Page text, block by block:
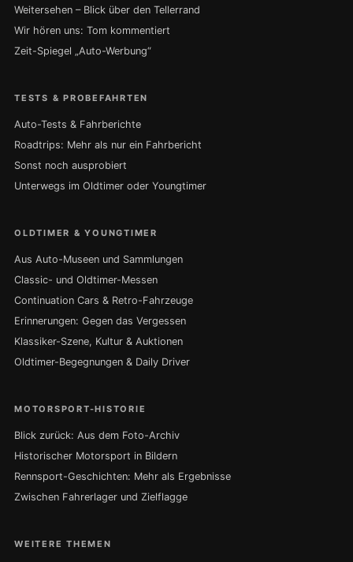
Weitersehen – Blick über den Tellerrand
Wir hören uns: Tom kommentiert
Zeit-Spiegel „Auto-Werbung“
TESTS & PROBEFAHRTEN
Auto-Tests & Fahrberichte
Roadtrips: Mehr als nur ein Fahrbericht
Sonst noch ausprobiert
Unterwegs im Oldtimer oder Youngtimer
OLDTIMER & YOUNGTIMER
Aus Auto-Museen und Sammlungen
Classic- und Oldtimer-Messen
Continuation Cars & Retro-Fahrzeuge
Erinnerungen: Gegen das Vergessen
Klassiker-Szene, Kultur & Auktionen
Oldtimer-Begegnungen & Daily Driver
MOTORSPORT-HISTORIE
Blick zurück: Aus dem Foto-Archiv
Historischer Motorsport in Bildern
Rennsport-Geschichten: Mehr als Ergebnisse
Zwischen Fahrerlager und Zielflagge
WEITERE THEMEN